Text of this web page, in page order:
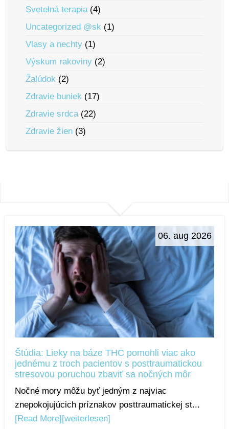
Svetelná terapia(4)
Uncategorized @sk (1)
Vlasy a nechty (1)
Výskum rakoviny (2)
Žalúdok (2)
Zdravie buniek (17)
Zdravie srdca(22)
Zdravie žien (3)
06. aug 2026
Štúdia: Lieky na báze THC pomohli viac ako
jednému z troch pacientov s posttraumatickou
stresovou poruchou zbaviť sa nočných môr
Nočné mory môžu byť jedným z najviac
znepokojujúcich príznakov posttraumatickej st...
[Read More] [weiterlesen]